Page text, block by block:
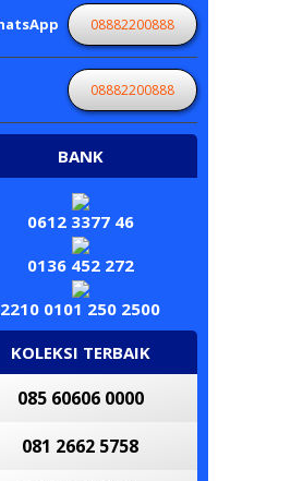
08882200888
08882200888
BANK
0612 3377 46
0136 452 272
2210 0101 250 2500
KOLEKSI TERBAIK
085 60606 0000
081 2662 5758